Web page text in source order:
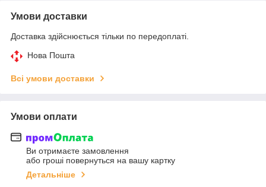
Умови доставки
Доставка здійснюється тільки по передоплаті.
Нова Пошта
Всі умови доставки
Умови оплати
Ви отримаєте замовлення
або гроші повернуться на вашу картку
Детальніше